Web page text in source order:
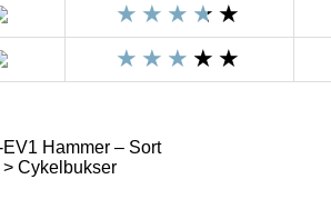
Hammer – Sort
Cykelbukser